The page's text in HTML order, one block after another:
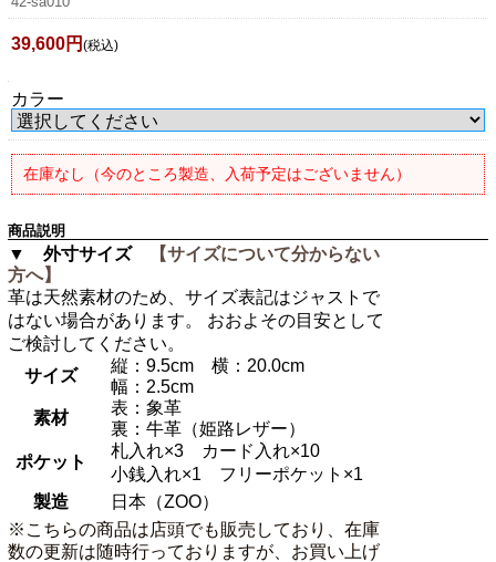
39,600円 (税込)
カラー
在庫なし（今のところ製造、入荷予定はございません）
商品説明
▼ 外寸サイズ
【サイズについて分からない
方へ】
革は天然素材のため、サイズ表記はジャストで
はない場合があります。 おおよその目安として
ご検討してください。
サイズ
縦：9.5cm 横：20.0cm
幅：2.5cm
素材
表：象革
裏：牛革（姫路レザー）
ポケット
札入れ×3 カード入れ×10
小銭入れ×1 フリーポケット×1
製造
日本（ZOO）
※こちらの商品は店頭でも販売しており、在庫
数の更新は随時行っておりますが、お買い上げ